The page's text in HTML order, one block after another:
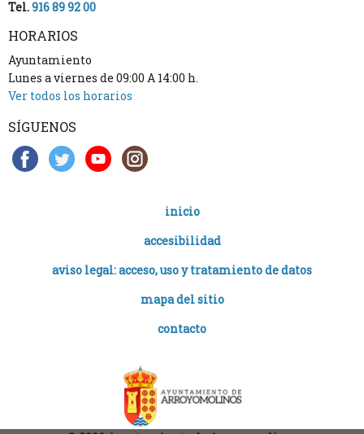
Tel.916 89 92 00
HORARIOS
Ayuntamiento
Lunes a viernes de 09:00 A 14:00 h.
Ver todos los horarios
SÍGUENOS
inicio
accesibilidad
aviso legal: acceso, uso y tratamiento de datos
mapa del sitio
contacto